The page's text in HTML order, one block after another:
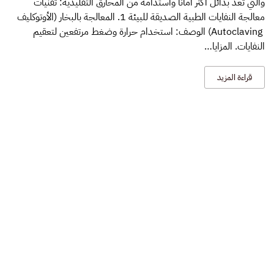
صديقة
للبيئة
معالجة النفايات الطبية الصديقة للبيئة 1. المعالجة بالبخار (الأوتوكليف
Autoclaving) الوصف: استخدام حرارة وضغط مرتفعين لتعقيم
النفايات. المزايا…
قراءة المزيد